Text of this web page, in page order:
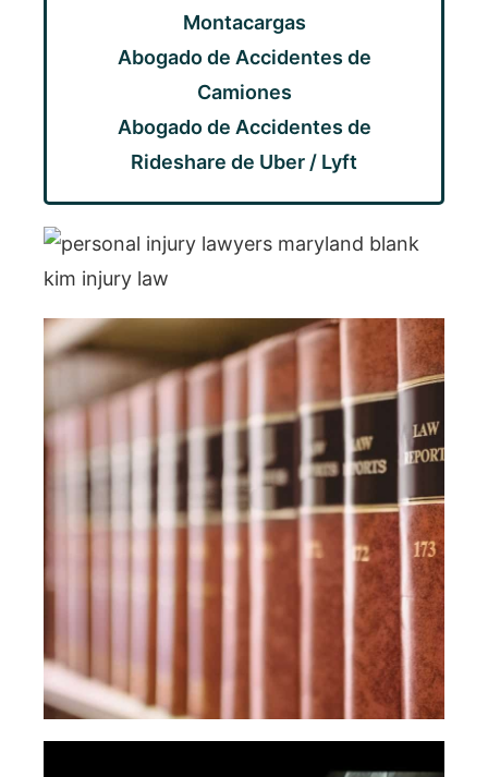
Montacargas
Abogado de Accidentes de
Camiones
Abogado de Accidentes de
Rideshare de Uber / Lyft